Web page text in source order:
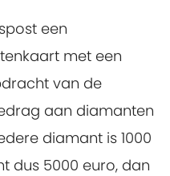
een
met een
van de
aan diamanten
diamant is 1000
dus 5000 euro, dan